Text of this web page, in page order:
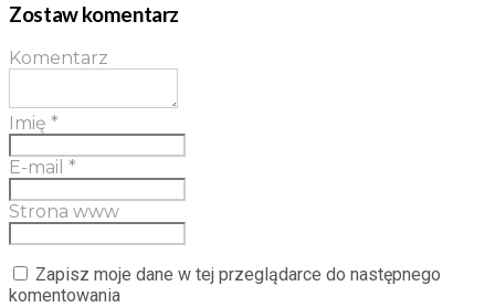
Zostaw komentarz
Komentarz
Imię *
E-mail *
Strona www
Zapisz moje dane w tej przeglądarce do następnego
komentowania